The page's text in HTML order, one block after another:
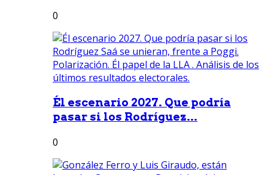
0
Él escenario 2027. Que podría
pasar si los Rodríguez...
0